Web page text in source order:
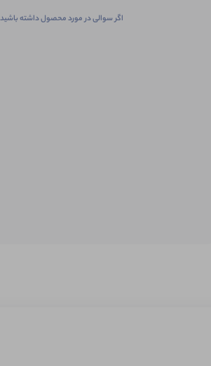
اگر سوالی در مورد محصول داشته باشید